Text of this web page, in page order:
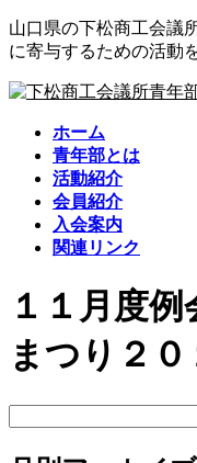
コ
ン
ン
ナ
ビ
ー
山口県の下松商工会議
に寄与するための活動
ホーム
青年部とは
活動紹介
会員紹介
入会案内
関連リンク
１１月度
まつり２０